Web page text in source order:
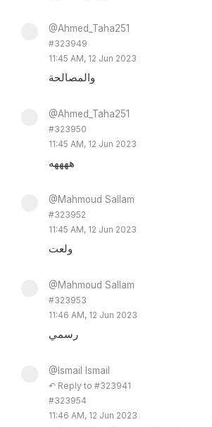
@Ahmed_Taha251
#323949
11:45 AM, 12 Jun 2023
والمصالحة
@Ahmed_Taha251
#323950
11:45 AM, 12 Jun 2023
ههههه
@Mahmoud Sallam
#323952
11:45 AM, 12 Jun 2023
ولعت
@Mahmoud Sallam
#323953
11:46 AM, 12 Jun 2023
رسمي
@Ismail Ismail
↶ Reply to #323941
#323954
11:46 AM, 12 Jun 2023